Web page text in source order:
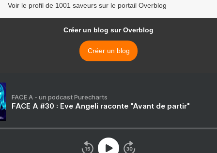
Voir le profil de 1001 saveurs sur le portail Overblog
Créer un blog sur Overblog
Créer un blog
FACE A - un podcast Purecharts
FACE A #30 : Eve Angeli raconte "Avant de partir"